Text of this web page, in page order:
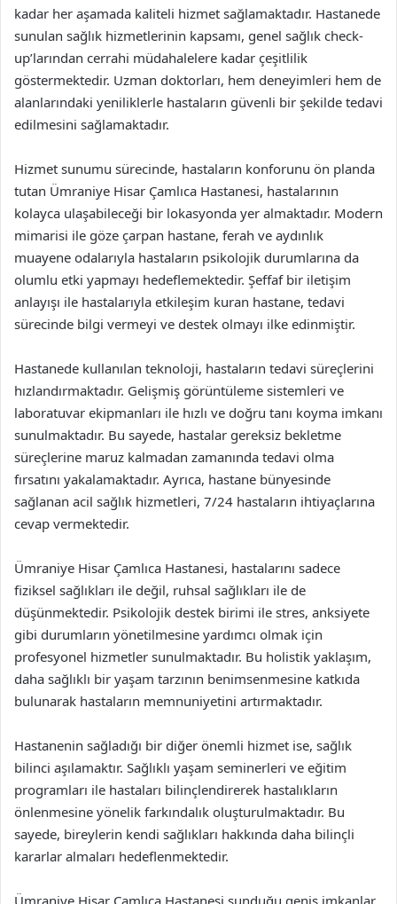
kadar her aşamada kaliteli hizmet sağlamaktadır. Hastanede
sunulan sağlık hizmetlerinin kapsamı, genel sağlık check-
up’larından cerrahi müdahalelere kadar çeşitlilik
göstermektedir. Uzman doktorları, hem deneyimleri hem de
alanlarındaki yeniliklerle hastaların güvenli bir şekilde tedavi
edilmesini sağlamaktadır.
Hizmet sunumu sürecinde, hastaların konforunu ön planda
tutan Ümraniye Hisar Çamlıca Hastanesi, hastalarının
kolayca ulaşabileceği bir lokasyonda yer almaktadır. Modern
mimarisi ile göze çarpan hastane, ferah ve aydınlık
muayene odalarıyla hastaların psikolojik durumlarına da
olumlu etki yapmayı hedeflemektedir. Şeffaf bir iletişim
anlayışı ile hastalarıyla etkileşim kuran hastane, tedavi
sürecinde bilgi vermeyi ve destek olmayı ilke edinmiştir.
Hastanede kullanılan teknoloji, hastaların tedavi süreçlerini
hızlandırmaktadır. Gelişmiş görüntüleme sistemleri ve
laboratuvar ekipmanları ile hızlı ve doğru tanı koyma imkanı
sunulmaktadır. Bu sayede, hastalar gereksiz bekletme
süreçlerine maruz kalmadan zamanında tedavi olma
fırsatını yakalamaktadır. Ayrıca, hastane bünyesinde
sağlanan acil sağlık hizmetleri, 7/24 hastaların ihtiyaçlarına
cevap vermektedir.
Ümraniye Hisar Çamlıca Hastanesi, hastalarını sadece
fiziksel sağlıkları ile değil, ruhsal sağlıkları ile de
düşünmektedir. Psikolojik destek birimi ile stres, anksiyete
gibi durumların yönetilmesine yardımcı olmak için
profesyonel hizmetler sunulmaktadır. Bu holistik yaklaşım,
daha sağlıklı bir yaşam tarzının benimsenmesine katkıda
bulunarak hastaların memnuniyetini artırmaktadır.
Hastanenin sağladığı bir diğer önemli hizmet ise, sağlık
bilinci aşılamaktır. Sağlıklı yaşam seminerleri ve eğitim
programları ile hastaları bilinçlendirerek hastalıkların
önlenmesine yönelik farkındalık oluşturulmaktadır. Bu
sayede, bireylerin kendi sağlıkları hakkında daha bilinçli
kararlar almaları hedeflenmektedir.
Ümraniye Hisar Çamlıca Hastanesi sunduğu geniş imkanlar,